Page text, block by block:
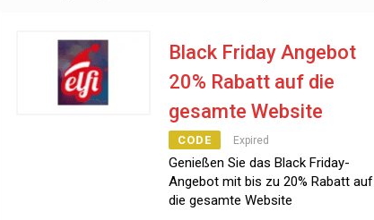
Black Friday Angebot
20% Rabatt auf die
gesamte Website
CODE Expired
Genießen Sie das Black Friday-
Angebot mit bis zu 20% Rabatt auf
die gesamte Website